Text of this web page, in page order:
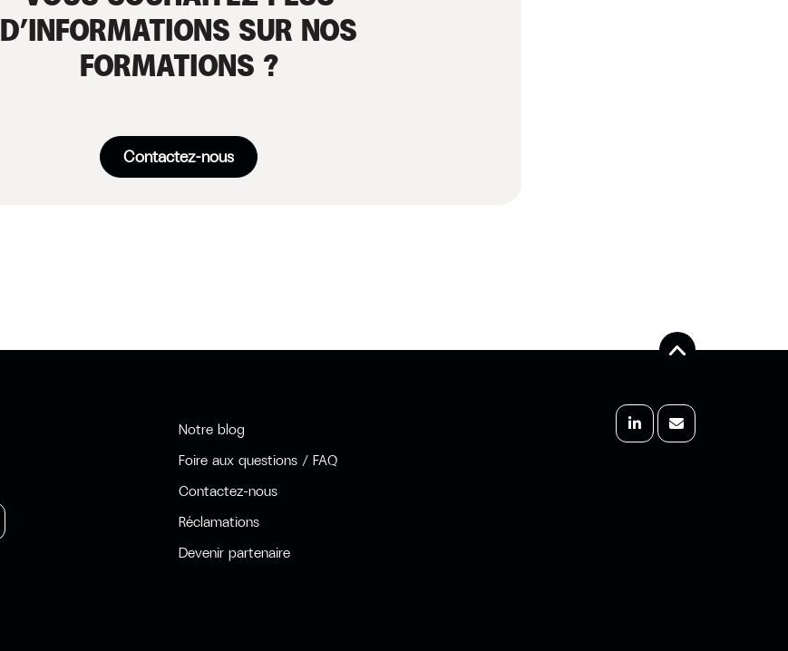
D’INFORMATIONS SUR NOS
FORMATIONS ?
Contactez-nous
Notre blog
Foire aux questions / FAQ
Contactez-nous
Réclamations
Devenir partenaire